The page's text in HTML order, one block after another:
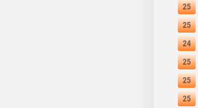
25
25
24
25
25
25